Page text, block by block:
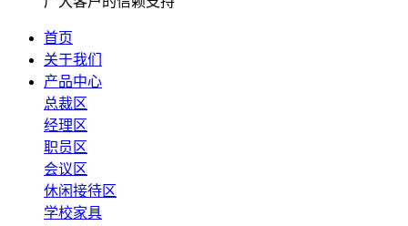
首页
关于我们
产品中心
总裁区
经理区
职员区
会议区
休闲接待区
学校家具